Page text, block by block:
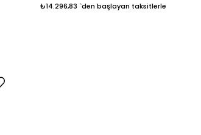
₺14.296,83 `den başlayan taksitlerle